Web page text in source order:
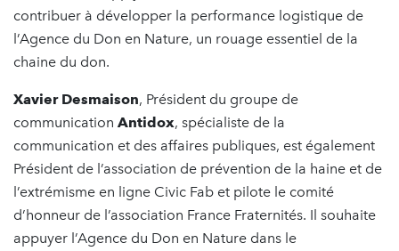
contribuer à développer la performance logistique de
l’Agence du Don en Nature, un rouage essentiel de la
chaine du don.
Xavier Desmaison, Président du groupe de
communication Antidox, spécialiste de la
communication et des affaires publiques, est également
Président de l’association de prévention de la haine et de
l’extrémisme en ligne Civic Fab et pilote le comité
d’honneur de l’association France Fraternités. Il souhaite
appuyer l’Agence du Don en Nature dans le